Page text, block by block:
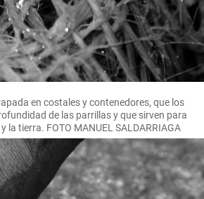
en costales y contenedores, que los
de las parrillas y que sirven para
la tierra. FOTO MANUEL SALDARRIAGA